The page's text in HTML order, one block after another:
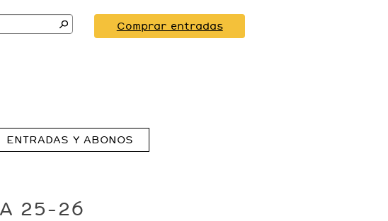
Comprar entradas
ENTRADAS Y ABONOS
25-26